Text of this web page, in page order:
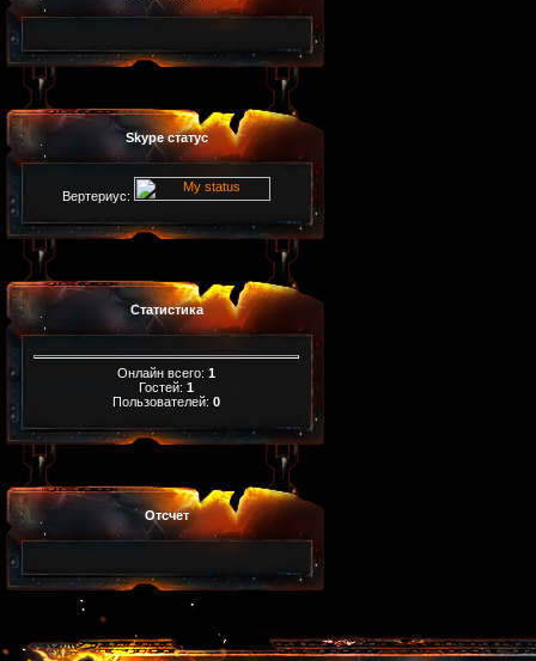
Skype статус
Вертериус:
Статистика
Онлайн всего: 1
Гостей: 1
Пользователей: 0
Отсчет